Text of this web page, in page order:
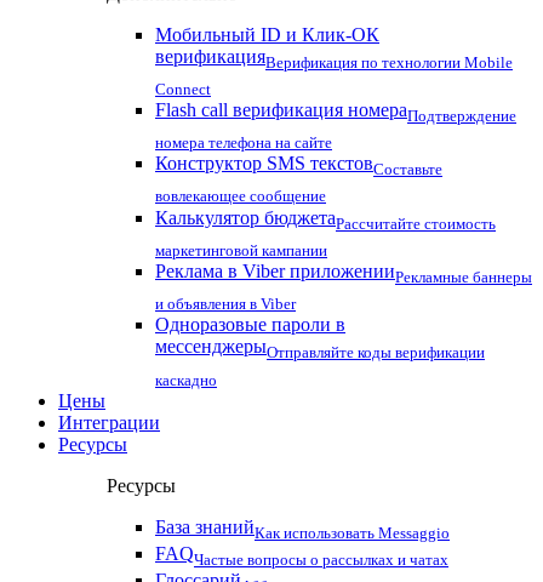
Мобильный ID и Клик-ОК
верификацияВерификация по технологии Mobile
Connect
Flash call верификация номераПодтверждение
номера телефона на сайте
Конструктор SMS текстовСоставьте
вовлекающее сообщение
Калькулятор бюджетаРассчитайте стоимость
маркетинговой кампании
Реклама в Viber приложенииРекламные баннеры
и объявления в Viber
Одноразовые пароли в
мессенджерыОтправляйте коды верификации
каскадно
Цены
Интеграции
Ресурсы
Ресурсы
База знанийКак использовать Messaggio
FAQЧастые вопросы о рассылках и чатах